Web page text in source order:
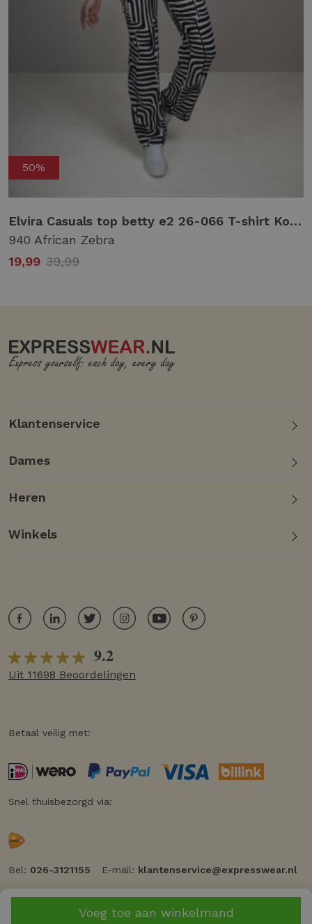
Voeg toe aan winkelmand
50%
Elvira Casuals top betty e2 26-066 T-shirt Korte mouw 940 african zebra
940 African Zebra
19,99 39,99
Klantenservice
Dames
Heren
Winkels
9.2
Uit 11698 Beoordelingen
Betaal veilig met:
Snel thuisbezorgd via:
Bel: 026-3121155 E-mail: klantenservice@expresswear.nl